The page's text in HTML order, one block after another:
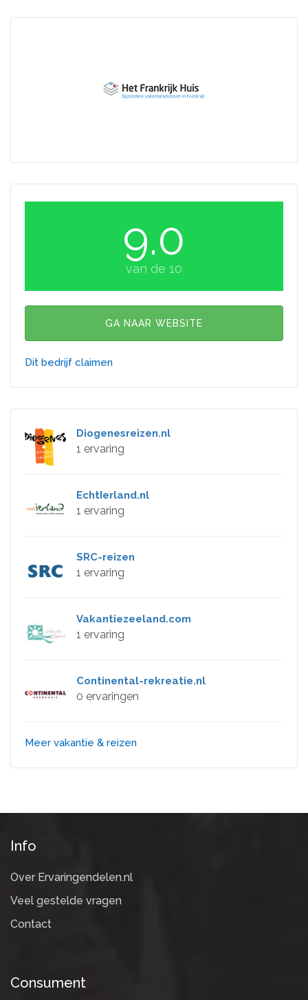
9.0
van de 10
GA NAAR WEBSITE
Dit bedrijf claimen
Diogenesreizen.nl
1 ervaring
EchtIerland.nl
1 ervaring
SRC-reizen
1 ervaring
Vakantiezeeland.com
1 ervaring
Continental-rekreatie.nl
0 ervaringen
Meer vakantie & reizen
Info
Over Ervaringendelen.nl
Veel gestelde vragen
Contact
Consument